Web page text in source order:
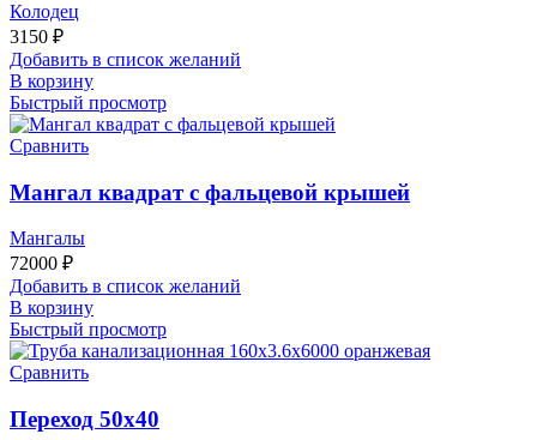
Колодец
3150 ₽
Добавить в список желаний
В корзину
Быстрый просмотр
Сравнить
Мангал квадрат с фальцевой крышей
Мангалы
72000 ₽
Добавить в список желаний
В корзину
Быстрый просмотр
Сравнить
Переход 50х40